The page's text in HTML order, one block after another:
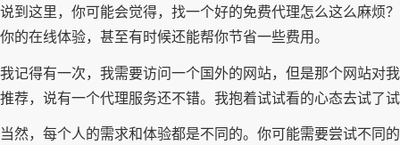
说到这里，你可能会觉得，找一个好的免费代理怎么这么麻烦
你的在线体验，甚至有时候还能帮你节省一些费用。
我记得有一次，我需要访问一个国外的网站，但是那个网站对
推荐，说有一个代理服务还不错。我抱着试试看的心态去试了
当然，每个人的需求和体验都是不同的。你可能需要尝试不同